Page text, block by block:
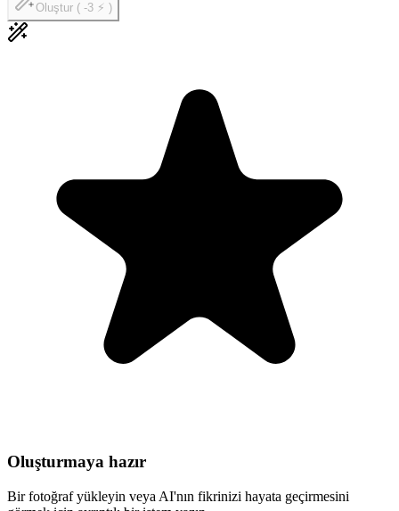
Oluştur ( -3 ⚡ )
Oluşturmaya hazır
Bir fotoğraf yükleyin veya AI'nın fikrinizi hayata geçirmesini